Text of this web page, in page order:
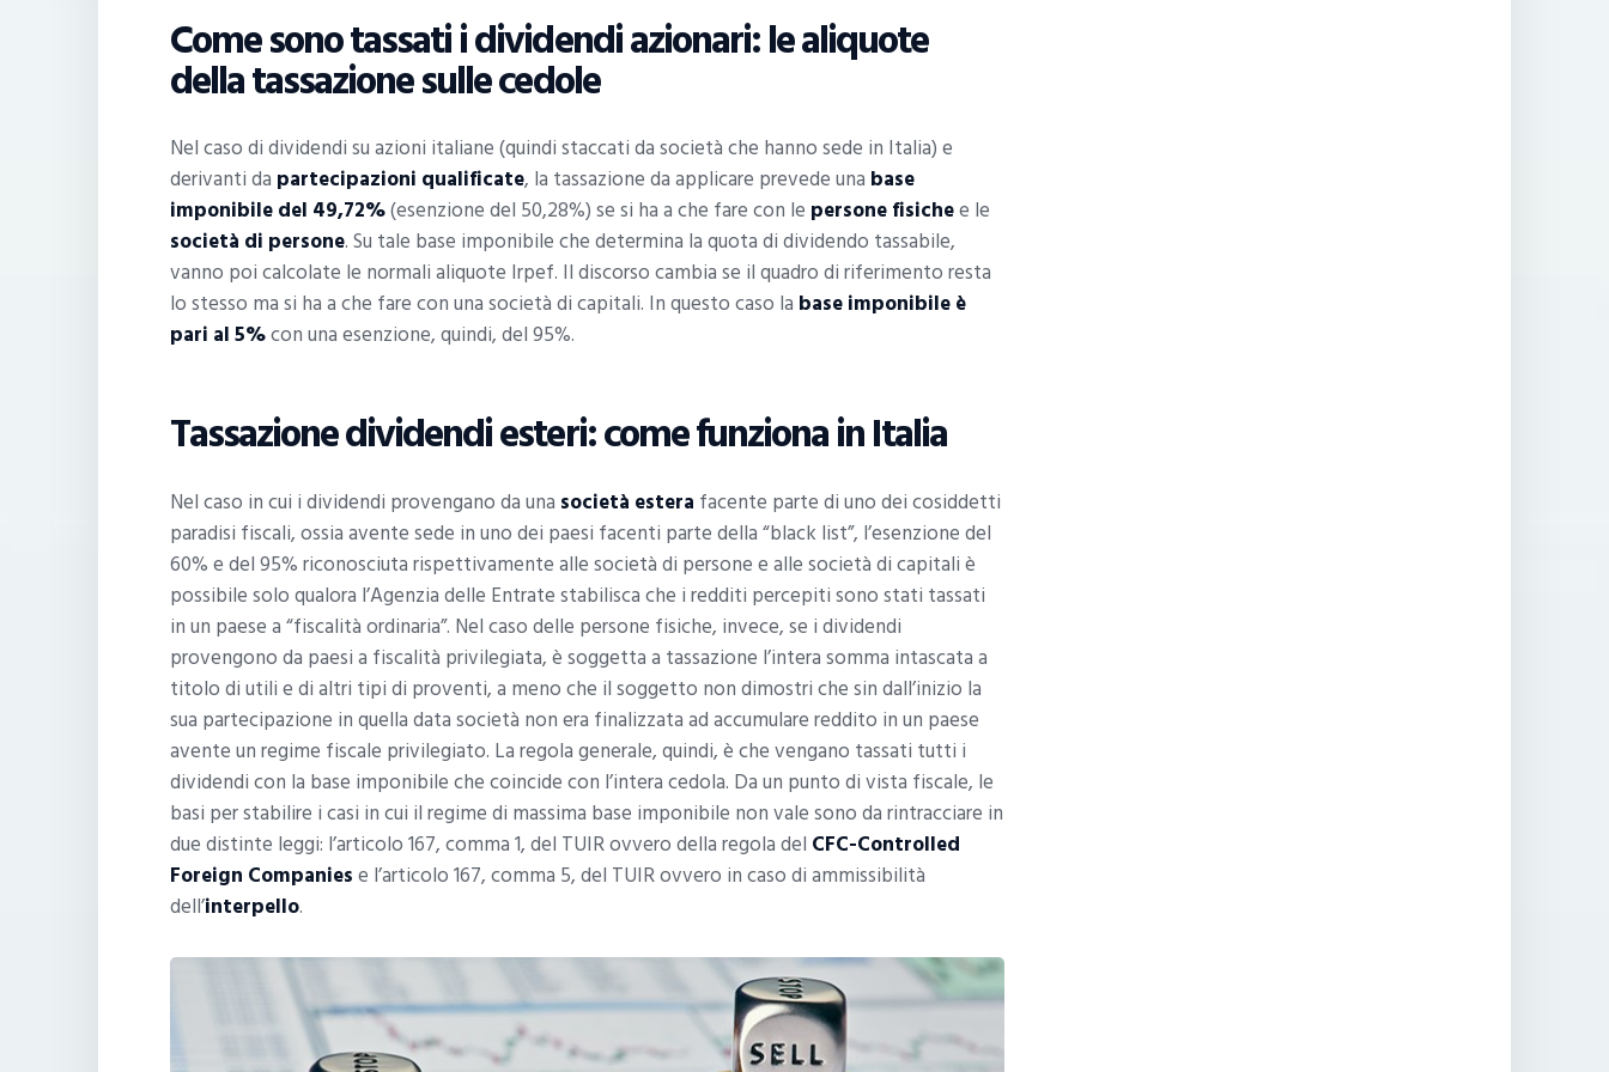
Come sono tassati i dividendi azionari: le aliquote
della tassazione sulle cedole
Nel caso di dividendi su azioni italiane (quindi staccati da società che hanno sede in Italia) e
derivanti da partecipazioni qualificate, la tassazione da applicare prevede una base
imponibile del 49,72%(esenzione del 50,28%) se si ha a che fare con le persone fisichee le
società di persone. Su tale base imponibile che determina la quota di dividendo tassabile,
vanno poi calcolate le normali aliquote Irpef. Il discorso cambia se il quadro di riferimento resta
lo stesso ma si ha a che fare con una società di capitali. In questo caso la base imponibile è
pari al 5%con una esenzione, quindi, del 95%.
Tassazione dividendi esteri: come funziona in Italia
Nel caso in cui i dividendi provengano da una società estera facente parte di uno dei cosiddetti
paradisi fiscali, ossia avente sede in uno dei paesi facenti parte della “black list”, l’esenzione del
60% e del 95% riconosciuta rispettivamente alle società di persone e alle società di capitali è
possibile solo qualora l’Agenzia delle Entrate stabilisca che i redditi percepiti sono stati tassati
in un paese a “fiscalità ordinaria”. Nel caso delle persone fisiche, invece, se i dividendi
provengono da paesi a fiscalità privilegiata, è soggetta a tassazione l’intera somma intascata a
titolo di utili e di altri tipi di proventi, a meno che il soggetto non dimostri che sin dall’inizio la
sua partecipazione in quella data società non era finalizzata ad accumulare reddito in un paese
avente un regime fiscale privilegiato. La regola generale, quindi, è che vengano tassati tutti i
dividendi con la base imponibile che coincide con l’intera cedola. Da un punto di vista fiscale, le
basi per stabilire i casi in cui il regime di massima base imponibile non vale sono da rintracciare in
due distinte leggi: l’articolo 167, comma 1, del TUIR ovvero della regola del CFC-Controlled
Foreign Companiese l’articolo 167, comma 5, del TUIR ovvero in caso di ammissibilità
dell’interpello.